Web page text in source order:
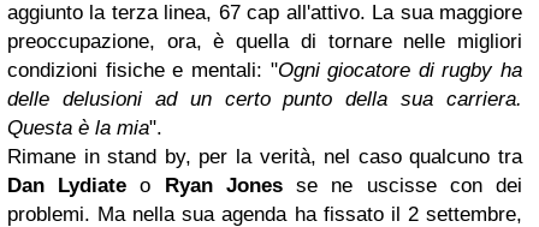
aggiunto la terza linea, 67 cap all'attivo. La sua maggiore
preoccupazione, ora, è quella di tornare nelle migliori
condizioni fisiche e mentali: "Ogni giocatore di rugby ha
delle delusioni ad un certo punto della sua carriera.
Questa è la mia".
Rimane in stand by, per la verità, nel caso qualcuno tra
Dan Lydiate o Ryan Jonesse ne uscisse con dei
problemi. Ma nella sua agenda ha fissato il 2 settembre,